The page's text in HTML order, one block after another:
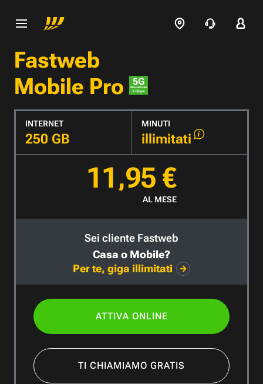
Fastweb
Mobile Pro
INTERNET
250 GB
MINUTI
illimitati
11,95 €
AL MESE
Sei cliente Fastweb
Casa o Mobile?
Per te, giga illimitati
ATTIVA ONLINE
TI CHIAMIAMO GRATIS